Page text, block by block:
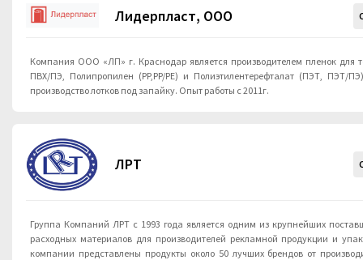
Лидерпласт, ООО
Компания ООО «ЛП» г. Краснодар является производителем пленок для термоформования ПВХ,
ПВХ/ПЭ, Полипропилен (PP,PP/PE) и Полиэтилентерефталат (ПЭТ, ПЭТ/ПЭ) а так же начинаем
производство лотков под запайку. Опыт работы с 2011г.
ЛРТ
Группа Компаний ЛРТ c 1993 года является одним из крупнейших
расходных материалов для производителей рекламной продукции и
компании представлены продукты около 50 лучших брендов от